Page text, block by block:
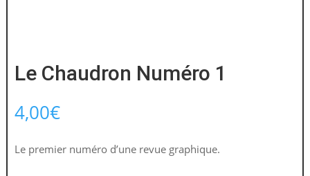
Le Chaudron Numéro 1
4,00€
Le premier numéro d’une revue graphique.